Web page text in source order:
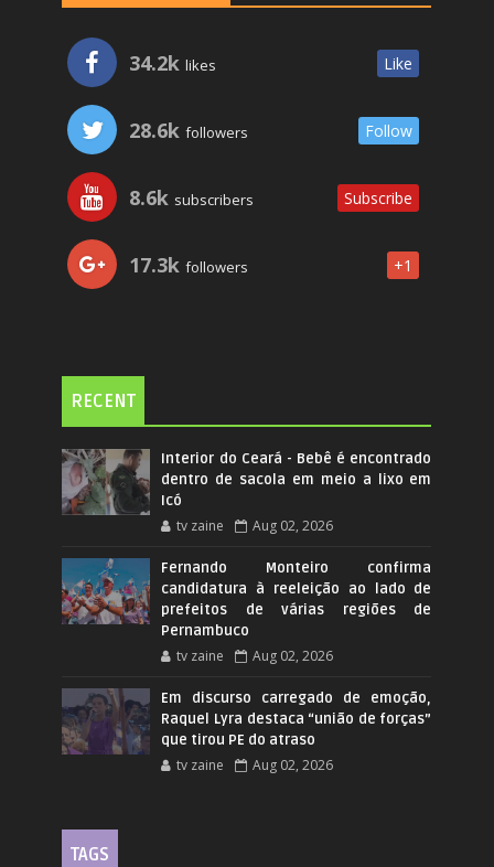
34.2k likes Like
28.6k followers Follow
8.6k subscribers Subscribe
17.3k followers +1
RECENT
Interior do Ceará - Bebê é encontrado
dentro de sacola em meio a lixo em
Icó
tv zaine Aug 02, 2026
Fernando Monteiro confirma
candidatura à reeleição ao lado de
prefeitos de várias regiões de
Pernambuco
tv zaine Aug 02, 2026
Em discurso carregado de emoção,
Raquel Lyra destaca “união de forças”
que tirou PE do atraso
tv zaine Aug 02, 2026
TAGS